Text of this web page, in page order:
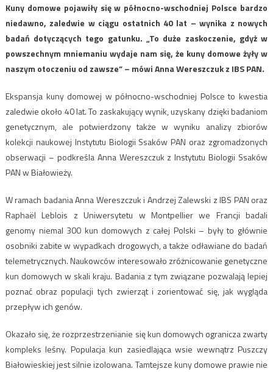
Kuny domowe pojawiły się w północno-wschodniej Polsce bardzo
niedawno, zaledwie w ciągu ostatnich 40 lat – wynika z nowych
badań dotyczących tego gatunku. „To duże zaskoczenie, gdyż w
powszechnym mniemaniu wydaje nam się, że kuny domowe żyły w
naszym otoczeniu od zawsze” – mówi Anna Wereszczuk z IBS PAN.
Ekspansja kuny domowej w północno-wschodniej Polsce to kwestia
zaledwie około 40 lat. To zaskakujący wynik, uzyskany dzięki badaniom
genetycznym, ale potwierdzony także w wyniku analizy zbiorów
kolekcji naukowej Instytutu Biologii Ssaków PAN oraz zgromadzonych
obserwacji – podkreśla Anna Wereszczuk z Instytutu Biologii Ssaków
PAN w Białowieży.
W ramach badania Anna Wereszczuk i Andrzej Zalewski z IBS PAN oraz
Raphaël Leblois z Uniwersytetu w Montpellier we Francji badali
genomy niemal 300 kun domowych z całej Polski – były to głównie
osobniki zabite w wypadkach drogowych, a także odławiane do badań
telemetrycznych. Naukowców interesowało zróżnicowanie genetyczne
kun domowych w skali kraju. Badania z tym związane pozwalają lepiej
poznać obraz populacji tych zwierząt i zorientować się, jak wygląda
przepływ ich genów.
Okazało się, że rozprzestrzenianie się kun domowych ogranicza zwarty
kompleks leśny. Populacja kun zasiedlająca wsie wewnątrz Puszczy
Białowieskiej jest silnie izolowana. Tamtejsze kuny domowe prawie nie